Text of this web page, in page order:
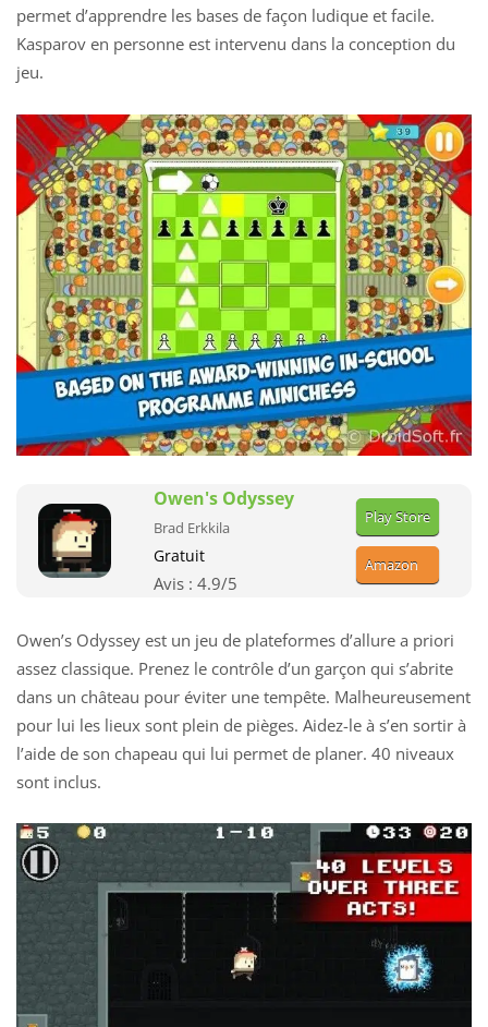
permet d’apprendre les bases de façon ludique et facile.
Kasparov en personne est intervenu dans la conception du
jeu.
Owen's Odyssey
Brad Erkkila
Gratuit
Avis : 4.9/5
Play Store
Amazon
Owen’s Odyssey est un jeu de plateformes d’allure a priori
assez classique. Prenez le contrôle d’un garçon qui s’abrite
dans un château pour éviter une tempête. Malheureusement
pour lui les lieux sont plein de pièges. Aidez-le à s’en sortir à
l’aide de son chapeau qui lui permet de planer. 40 niveaux
sont inclus.